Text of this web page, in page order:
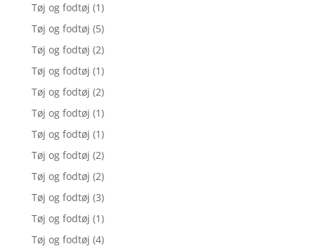
Tøj og fodtøj (1)
Tøj og fodtøj (5)
Tøj og fodtøj (2)
Tøj og fodtøj (1)
Tøj og fodtøj (2)
Tøj og fodtøj (1)
Tøj og fodtøj (1)
Tøj og fodtøj (2)
Tøj og fodtøj (2)
Tøj og fodtøj (3)
Tøj og fodtøj (1)
Tøj og fodtøj (4)